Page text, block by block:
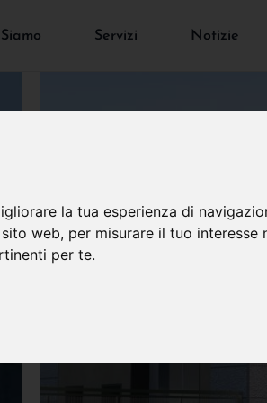
la tua esperienza di
web, per misurare il tuo
per te.
Servizi Notizie